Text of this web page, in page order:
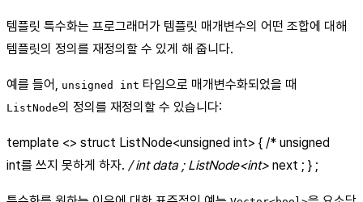
템플릿 특수화는 프로그래머가 템플릿 매개변수의 어떤 조합에 대해
템플릿의 정의를 재정의할 수 있게 해 줍니다.
예를 들어, unsigned int 타입으로 매개변수화되었을 때
ListNode의 정의를 재정의할 수 있습니다:
template <> struct ListNode<unsigned int> { /* unsigned
int를 쓰지 못하게 하자. / int data ; ListNode<int> next ; } ;